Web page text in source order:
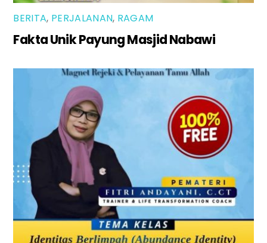
BERITA, PERJALANAN, RAGAM
Fakta Unik Payung Masjid Nabawi